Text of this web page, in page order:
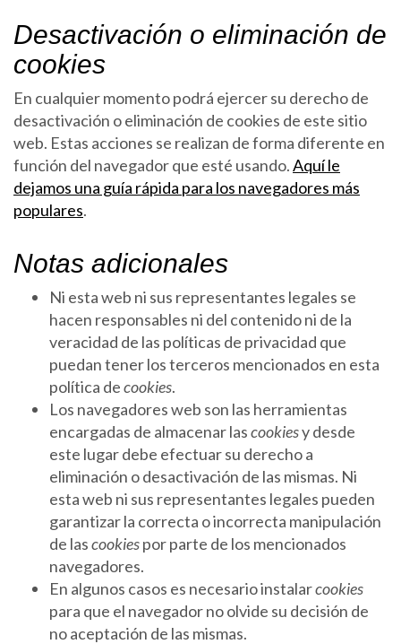
Desactivación o eliminación de
cookies
En cualquier momento podrá ejercer su derecho de
desactivación o eliminación de cookies de este sitio
web. Estas acciones se realizan de forma diferente en
función del navegador que esté usando.Aquí le
dejamos una guía rápida para los navegadores más
populares.
Notas adicionales
Ni esta web ni sus representantes legales se
hacen responsables ni del contenido ni de la
veracidad de las políticas de privacidad que
puedan tener los terceros mencionados en esta
política decookies.
Los navegadores web son las herramientas
encargadas de almacenar lascookiesy desde
este lugar debe efectuar su derecho a
eliminación o desactivación de las mismas. Ni
esta web ni sus representantes legales pueden
garantizar la correcta o incorrecta manipulación
de lascookiespor parte de los mencionados
navegadores.
En algunos casos es necesario instalarcookies
para que el navegador no olvide su decisión de
no aceptación de las mismas.